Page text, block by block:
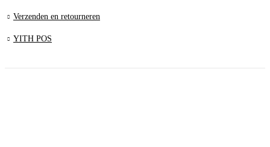
Verzenden en retourneren
YITH POS